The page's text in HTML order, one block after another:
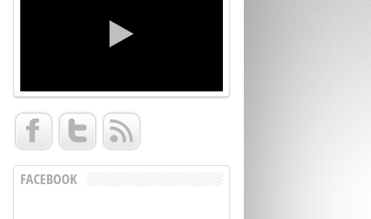
FACEBOOK